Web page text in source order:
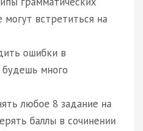
встретиться на
ошибки в
много
любое 8 задание на
баллы в сочинении